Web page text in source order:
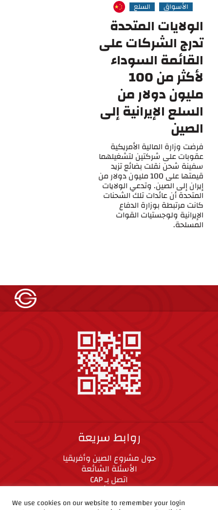
الأسواق السلع
الولايات المتحدة
تدرج الشركات على
القائمة السوداء
لأكثر من 100
مليون دولار من
السلع الإيرانية إلى
الصين
فرضت وزارة المالية الأمريكية
عقوبات على شركتين لتشغيلهما
سفينة شحن نقلت بضائع تزيد
قيمتها على 100 مليون دولار من
إيران إلى الصين. وتدعي الولايات
المتحدة أن عائدات تلك الشحنات
كانت مرتبطة بوزارة الدفاع
الإيرانية ولوجستيات القوات
المسلحة.
روابط سريعة
حول مشروع الصين وأفريقيا
الأسئلة الشائعة
اتصل بـ CAP
المعايير الأخلاقية
We use cookies on our website to remember your login